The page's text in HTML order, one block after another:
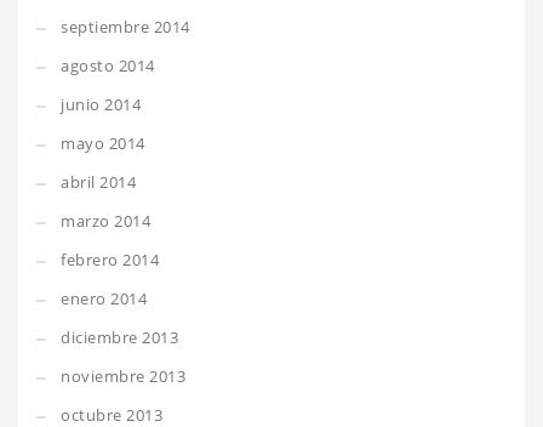
septiembre 2014
agosto 2014
junio 2014
mayo 2014
abril 2014
marzo 2014
febrero 2014
enero 2014
diciembre 2013
noviembre 2013
octubre 2013